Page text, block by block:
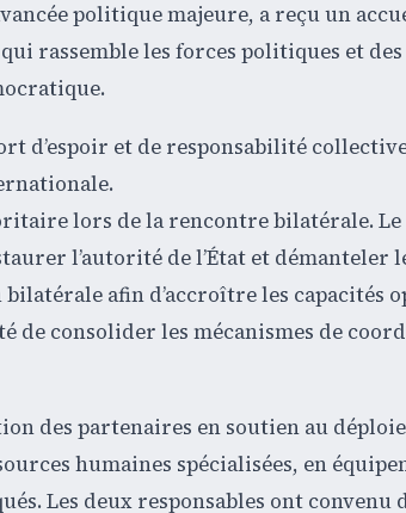
politique majeure, a reçu un
rassemble les forces politiques et
d’espoir et de responsabilité
lors de la rencontre bilatérale.
l’autorité de l’État et démanteler
afin d’accroître les capacités
de consolider les mécanismes de
des partenaires en soutien au
humaines spécialisées, en
Les deux responsables ont